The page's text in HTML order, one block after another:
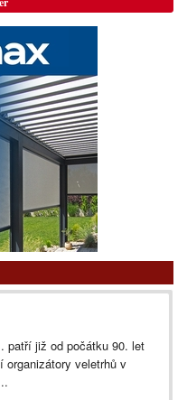
patří již od počátku 90. let
organizátory veletrhů v